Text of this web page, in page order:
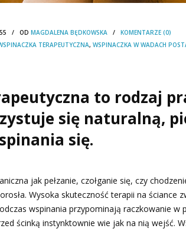
/ OD MAGDALENA BĘDKOWSKA / KOMENTARZE (0)
TERAPEUTYCZNA, WSPINACZKA W WADACH
to rodzaj
się naturalną,
się.
jak pełzanie, czołganie się, czy
Wysoka skuteczność terapii na ściance
wspinania przypominają raczkowanie w
ścinką instynktownie wie jak na nią wejść.